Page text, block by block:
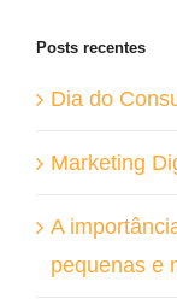
Posts recentes
Dia do
Marketing
A
pequenas e